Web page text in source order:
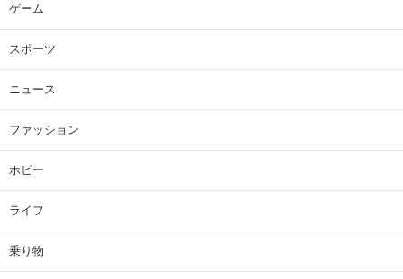
ゲーム
スポーツ
ニュース
ファッション
ホビー
ライフ
乗り物